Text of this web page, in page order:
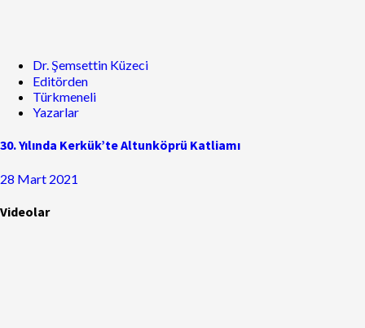
Dr. Şemsettin Küzeci
Editörden
Türkmeneli
Yazarlar
30. Yılında Kerkük’te Altunköprü Katliamı
28 Mart 2021
Videolar